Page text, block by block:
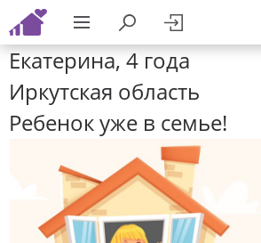
Екатерина, 4 года
Иркутская область
Ребенок уже в семье!